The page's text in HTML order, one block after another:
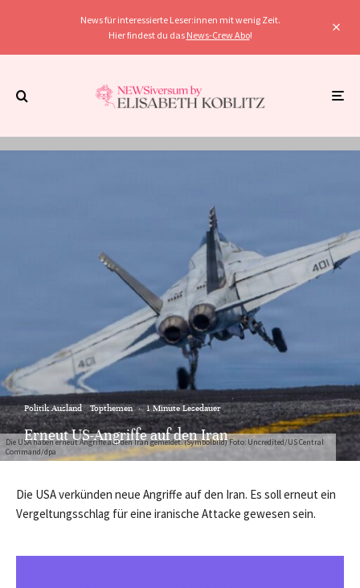
News für interessierte Leser:innen mit wenig Zeit.
Hier findest du das News-Crew Abo!
Die USA haben erneut Angriffe auf den Iran gemeldet. (Symbolbild) Foto: Uncredited/US Central
Command/dpa
Politik Ausland Topthemen · 1 Minute Lesedauer
Erneut US-Angriffe auf den Iran
Die USA verkünden neue Angriffe auf den Iran. Es soll erneut ein
Vergeltungsschlag für eine iranische Attacke gewesen sein.